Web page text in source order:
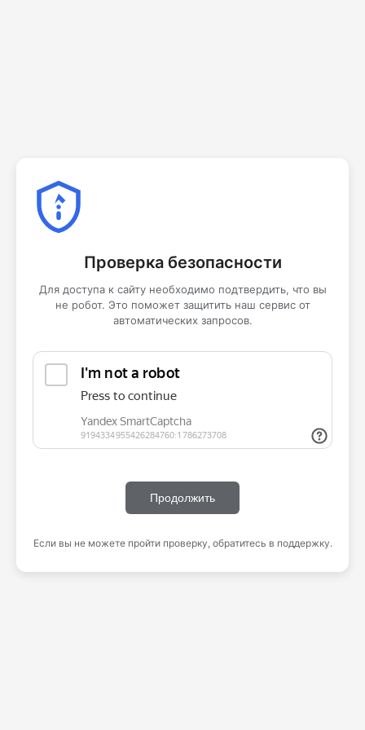
Проверка безопасности
Для доступа к сайту необходимо подтвердить, что вы
не робот. Это поможет защитить наш сервис от
автоматических запросов.
Продолжить
Если вы не можете пройти проверку, обратитесь в поддержку.